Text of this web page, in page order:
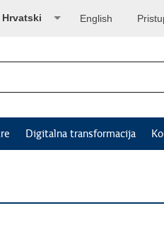
English
Hrvatski
Digitalna transformacija